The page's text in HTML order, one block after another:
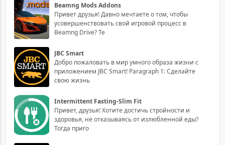
Beamng Mods Addons
Привет друзья! Давно мечтаете о том, чтобы
усовершенствовать свой игровой процесс в
Beamng Drive? Те
JBC Smart
Добро пожаловать в мир умного образа жизни с
приложением JBC Smart! Paragraph 1: Сделайте
свою жизнь
Intermittent Fasting-Slim Fit
Привет, друзья! Хотите достичь стройности и
здоровья, не отказываясь от излюбленной еды?
Тогда приго